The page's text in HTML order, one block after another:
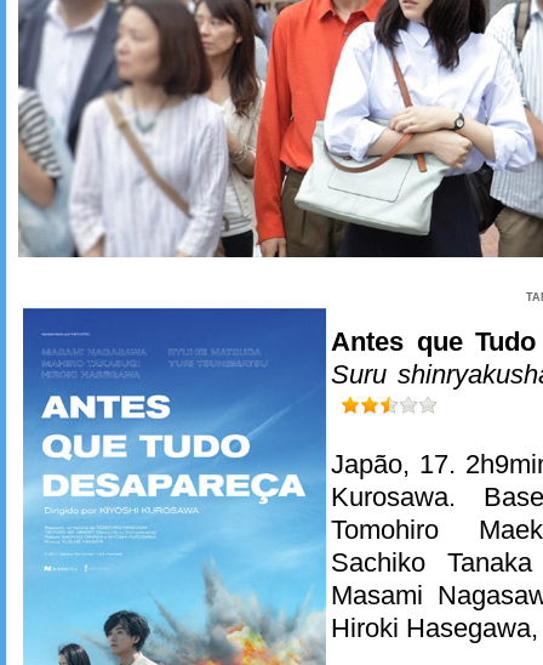
Antes que
Suru
Japão, 17.
Kurosawa.
Tomohiro
Sachiko
Masami
Hiroki